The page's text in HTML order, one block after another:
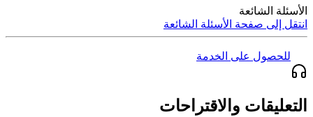
الأسئلة الشائعة
انتقل إلى صفحة الأسئلة الشائعة
للحصول على الخدمة
التعليقات والاقتراحات